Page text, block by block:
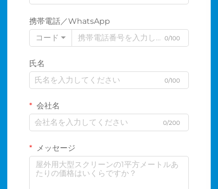
携帯電話／WhatsApp
コード
0/100
氏名
0/100
会社名
0/200
メッセージ